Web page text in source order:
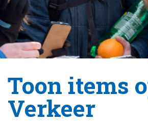
Toon items
Verkeer